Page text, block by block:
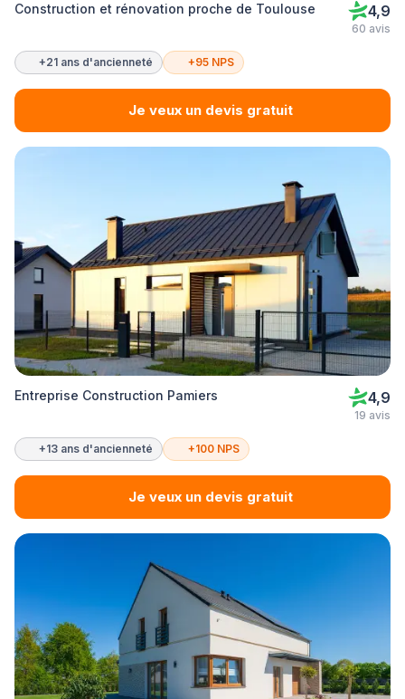
Construction et rénovation proche de Toulouse 4,9
60 avis
+21 ans d'ancienneté +95 NPS
Je veux un devis gratuit
Entreprise Construction Pamiers 4,9
19 avis
+13 ans d'ancienneté +100 NPS
Je veux un devis gratuit